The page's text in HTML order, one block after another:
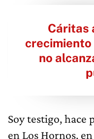
Cáritas
crecimiento
no
Soy testigo, hace
en Los Hornos,